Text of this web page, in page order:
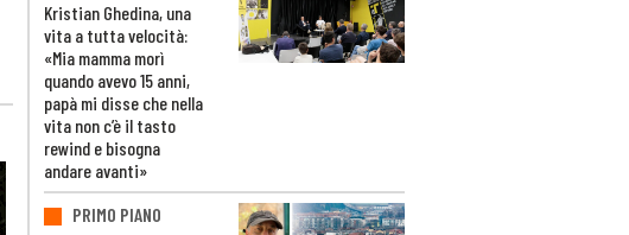
Kristian Ghedina, una
vita a tutta velocità:
«Mia mamma morì
quando avevo 15 anni,
papà mi disse che nella
vita non c’è il tasto
rewind e bisogna
andare avanti»
PRIMO PIANO